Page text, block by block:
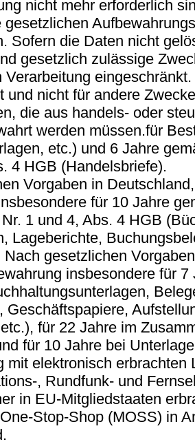
nicht mehr erforderlich
gesetzlichen
Sofern die Daten nicht
gesetzlich zulässige
Verarbeitung
und nicht für andere
die aus handels- oder
werden müssen.für
etc.) und 6 Jahre
4 HGB (Handelsbriefe).
Vorgaben in
für 10 Jahre
1 und 4, Abs. 4 HGB
Lageberichte,
Nach gesetzlichen
insbesondere für 7
Geschäftspapiere,
für 22 Jahre im
für 10 Jahre bei
mit elektronisch erbrachten
, Rundfunk- und
in EU-Mitgliedstaaten
Stop-Shop (MOSS) in